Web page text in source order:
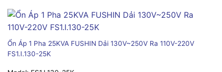
Ổn Áp 1 Pha 25KVA FUSHIN Dải 130V~250V Ra 110V-220V
FS1.I.130-25K